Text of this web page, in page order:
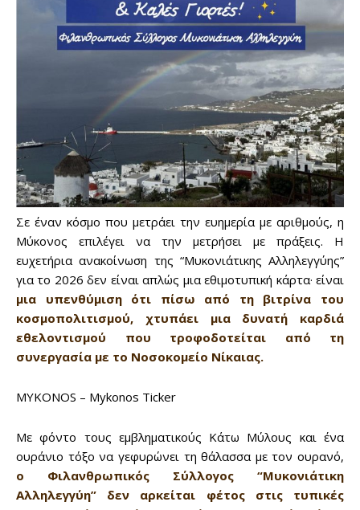
Don't miss
out!
Σε έναν κόσμο που μετράει την ευημερία με αριθμούς, η
Μύκονος επιλέγει να την μετρήσει με πράξεις. Η
ευχετήρια ανακοίνωση της “Μυκονιάτικης Αλληλεγγύης”
για το 2026 δεν είναι απλώς μια εθιμοτυπική κάρτα· είναι
μια υπενθύμιση ότι πίσω από τη βιτρίνα του
κοσμοπολιτισμού, χτυπάει μια δυνατή καρδιά
εθελοντισμού που τροφοδοτείται από τη
συνεργασία με το Νοσοκομείο Νίκαιας.
MYKONOS – Mykonos Ticker
Με φόντο τους εμβληματικούς Κάτω Μύλους και ένα
ουράνιο τόξο να γεφυρώνει τη θάλασσα με τον ουρανό,
ο Φιλανθρωπικός Σύλλογος “Μυκονιάτικη
Αλληλεγγύη” δεν αρκείται φέτος στις τυπικές